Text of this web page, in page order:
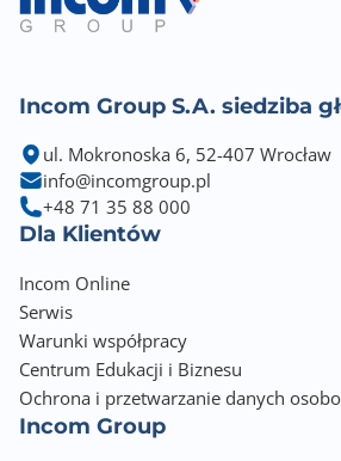
Incom Group S.A. siedziba
ul. Mokronoska 6, 52-407 Wrocław
info@incomgroup.pl
+48 71 35 88 000
Dla Klientów
Incom Online
Serwis
Warunki współpracy
Centrum Edukacji i Biznesu
Ochrona i przetwarzanie danych
Incom Group